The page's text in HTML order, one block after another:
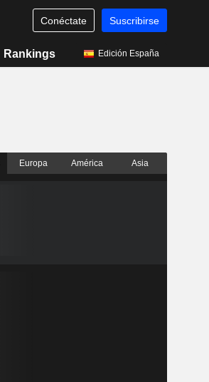
Conéctate Suscribirse
Rankings Edición España
Europa América Asia